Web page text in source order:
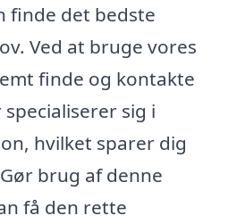
finde det bedste
Ved at bruge vores
finde og kontakte
sig i
hvilket sparer dig
brug af denne
få den rette